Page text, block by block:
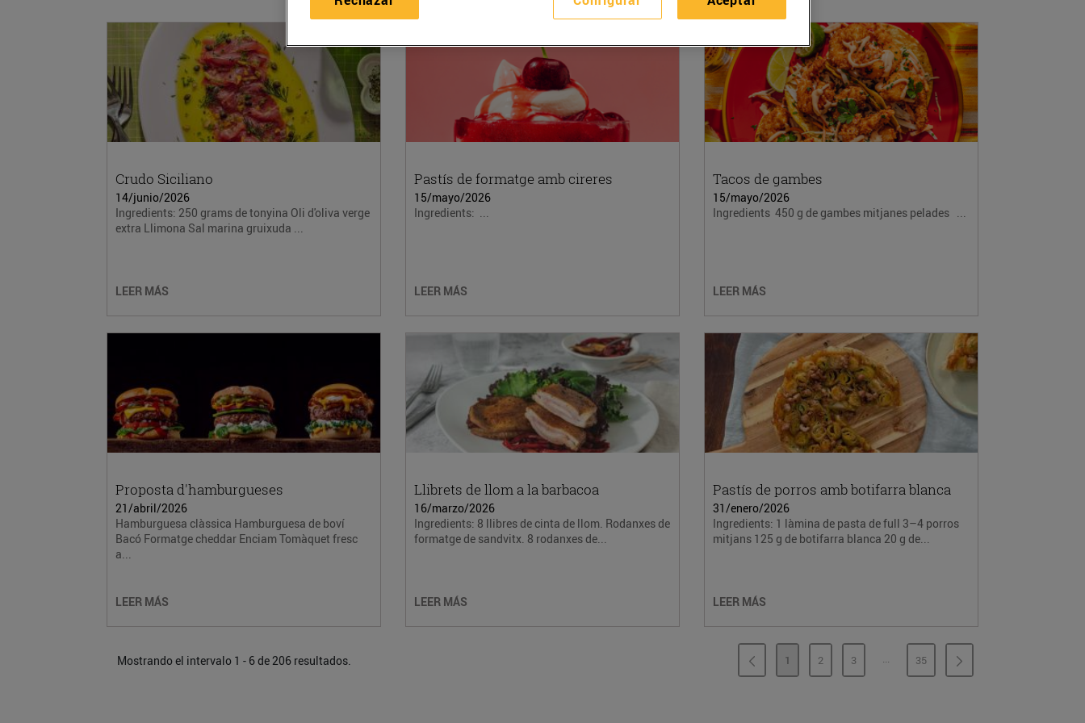
Crudo Siciliano
14/junio/2026
Ingredients: 250 grams de tonyina Oli d'oliva verge
extra Llimona Sal marina gruixuda ...
LEER MÁS
Pastís de formatge amb cireres
15/mayo/2026
Ingredients: ...
LEER MÁS
Tacos de gambes
15/mayo/2026
Ingredients 450 g de gambes mitjanes pelades ...
LEER MÁS
Proposta d'hamburgueses
21/abril/2026
Hamburguesa clàssica Hamburguesa de boví
Bacó Formatge cheddar Enciam Tomàquet fresc
a...
LEER MÁS
Llibrets de llom a la barbacoa
16/marzo/2026
Ingredients: 8 llibres de cinta de llom. Rodanxes de
formatge de sandvitx. 8 rodanxes de...
LEER MÁS
Pastís de porros amb botifarra blanca
31/enero/2026
Ingredients: 1 làmina de pasta de full 3–4 porros
mitjans 125 g de botifarra blanca 20 g de...
LEER MÁS
Mostrando el intervalo 1 - 6 de 206 resultados. PÁGINA
1 PÁGINA
2 PÁGINA
3 ...PÁGINAS INTERMEDIAS
PÁGINA
35